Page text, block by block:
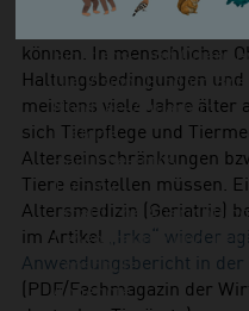
Einstiegs- und
Die Vision: Biodom
Nordsee-Aquarium
Historie
Bauliche-Infos
Technik
Inhaltliche
Lebensräume und Tiere
Zooschule
Angebote
Beute oder anderes
können. In menschlicher
Haltungsbedingungen
meistens viele Jahre älter
sich Tierpflege und
Alterseinschränkungen
Tiere einstellen müssen.
Altersmedizin (Geriatrie)
im Artikel
„Irka“ wieder
Anwendungsbericht in der
(PDF/Fachmagazin der